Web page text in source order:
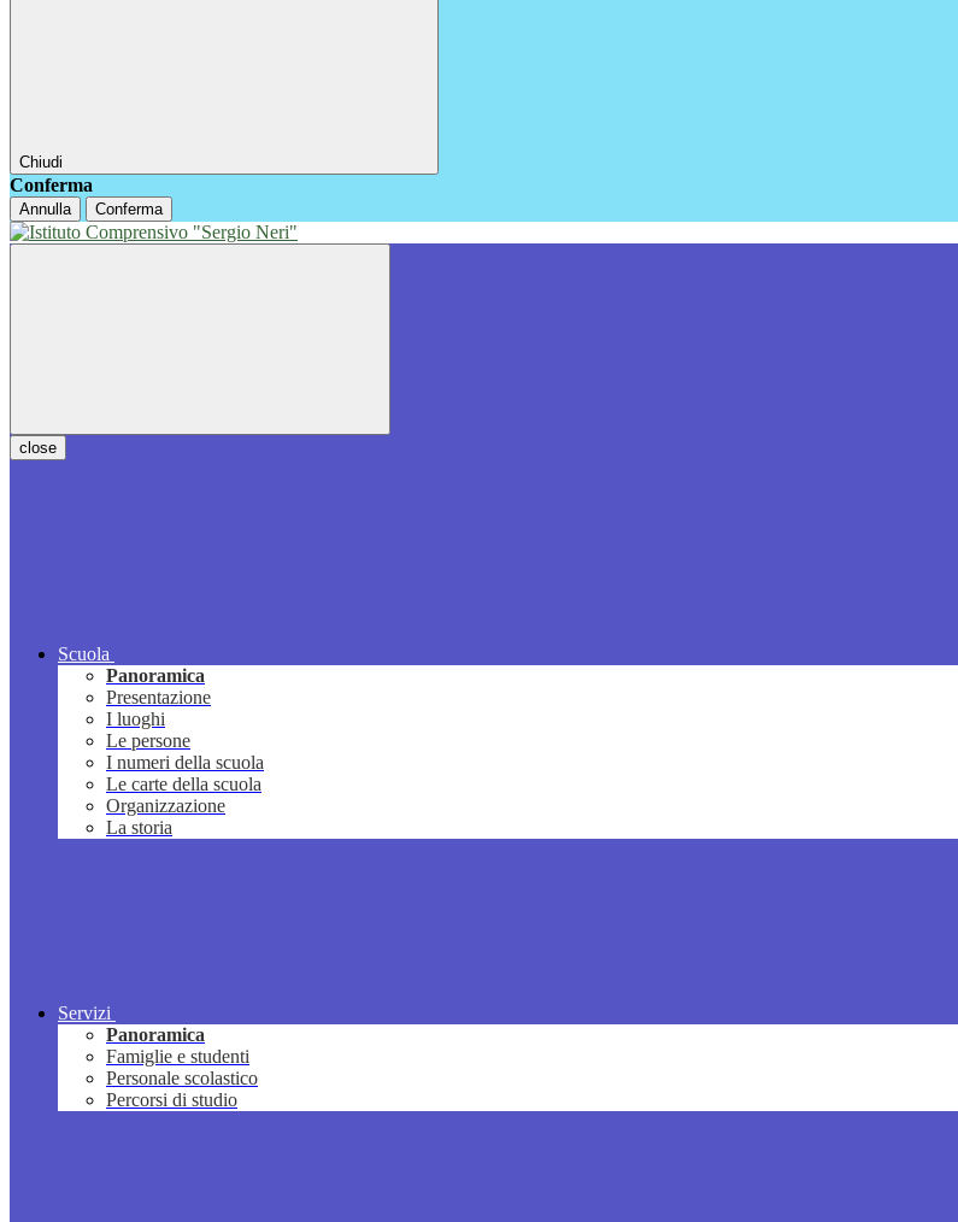
Chiudi
Conferma
Annulla Conferma
close
Scuola
Panoramica
Presentazione
I luoghi
Le persone
I numeri della scuola
Le carte della scuola
Organizzazione
La storia
Servizi
Panoramica
Famiglie e studenti
Personale scolastico
Percorsi di studio